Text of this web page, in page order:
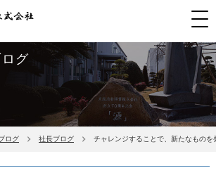
グ
ログ 社長ブログ チャレンジすることで、新たなものを